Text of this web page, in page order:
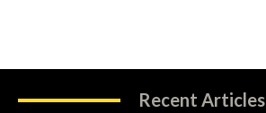
Recent Articles